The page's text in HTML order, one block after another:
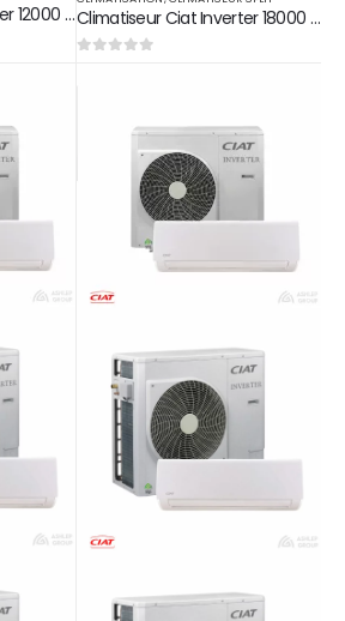
Climatiseur Ciat Inverter 12000 btu/h Climatiseur Ciat Inverter 18000 btu/h